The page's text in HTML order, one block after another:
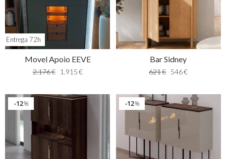
Entrega 72h
Movel Apoio EEVE
2.176€ 1.915€
Bar Sidney
621€ 546€
%
12 %
12